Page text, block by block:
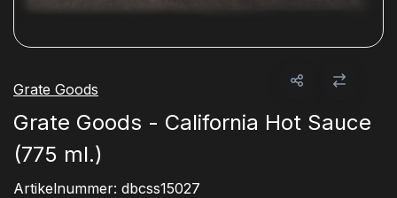
Grate Goods
Grate Goods - California Hot Sauce
(775 ml.)
Artikelnummer: dbcss15027